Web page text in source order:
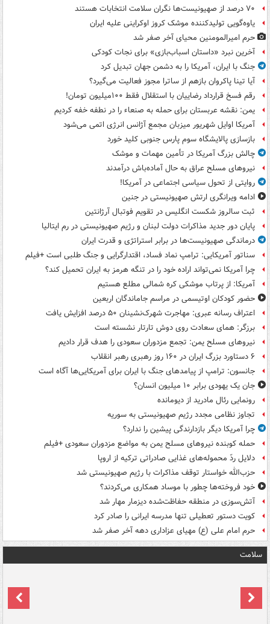
۷۰ درصد از صهیونیست‌ها نگران سلامت انتخابات هستند
یاوه‌گویی تولیدکننده موشک کروز اوکراینی علیه ایران
حرم امیرالمومنین محیای آخر صفر شد
آخرین نبرد «داستان اسباب‌بازی» برای نجات کودکی
جنگ با ایران، آمریکا را به دشمن جهان تبدیل کرد
آیا تینا پاکروان بازهم از ساترا مجوز فعالیت می‌گیرد؟
رقم فسخ قرارداد رضاییان با استقلال فقط ۱۰۰میلیون تومان!
یمن: نقشه عربستان برای حمله به صنعاء را در نطفه خفه کردیم
آمریکا اوایل شهریور میزبان مجمع آژانس انرژی اتمی می‌شود
بازسازی پالایشگاه سوم پارس جنوبی کلید خورد
چالش بزرگ آمریکا در تأمین مهمات و موشک
نیروهای مسلح عراق به حال آماده‌باش درآمدند
روایتی از تحول سیاسی اجتماعی در آمریکا!
ادامه ویرانگری ارتش صهیونیستی در جنین
ثبت سالروز شکست انگلیس در تقویم فوتبال آرژانتین
پایان دور جدید مذاکرات دولت لبنان و رژیم صهیونیستی در رم ایتالیا
درماندگی صهیونیست‌ها در برابر استراتژی و قدرت ایران
سناتور آمریکایی: ترامپ نماد فساد، اقتدارگرایی و جنگ طلبی است +فیلم
چرا آمریکا نمی‌تواند اراده خود را در تنگه هرمز به ایران تحمیل کند؟
آمریکا: از پرتاب موشکی کره شمالی مطلع هستیم
حضور کودکان اوتیسمی در مراسم جاماندگان اربعین
اعتراف رسانه عبری: مهاجرت شهرک‌نشینان ۵۰ درصد افزایش یافت
برزگر: همای سعادت روی دوش تارتار نشسته است
نیروهای مسلح یمن: تجمع مزدوران سعودی را هدف قرار دادیم
۶ دستاورد بزرگ ایران در ۱۶۰ روز رهبری رهبر انقلاب
جانسون: ترامپ از پیامدهای جنگ با ایران برای آمریکایی‌ها آگاه است
جان یک یهودی برابر ۱۰ میلیون انسان؟
رونمایی رئال مادرید از دیومانده
تجاوز نظامی مجدد رژیم صهیونیستی به سوریه
چرا آمریکا دیگر بازدارندگی پیشین را ندارد؟
حمله کوبنده نیروهای مسلح یمن به مواضع مزدوران سعودی +فیلم
دلایل ردّ محموله‌های غذایی صادراتی ترکیه از اروپا
حزب‌الله خواستار توقف مذاکرات با رژیم صهیونیستی شد
خود فروخته‌ها چطور با موساد همکاری می‌کردند؟
آتش‌سوزی در منطقه حفاظت‌شده دیزمار مهار شد
کویت دستور تعطیلی تنها مدرسه ایرانی را صادر کرد
حرم امام علی (ع) مهیای عزاداری دهه آخر صفر شد
سلامت